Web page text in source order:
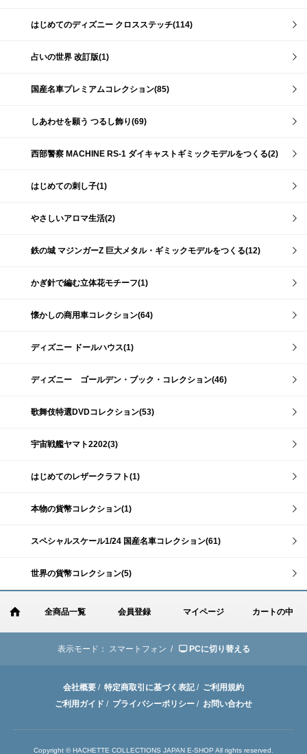
はじめてのディズニー クロスステッチ(114)
占いの世界 改訂版(1)
国産名車プレミアムコレクション(85)
しあわせを願う つるし飾り(69)
西部警察 MACHINE RS-1 ダイキャストギミックモデルをつくる(2)
はじめての刺し子(1)
やさしいアロマ生活(2)
鉄の城 マジンガーZ 巨大メタル・ギミックモデルをつくる(12)
かぎ針で編む立体花モチーフ(1)
懐かしの商用車コレクション(64)
ディズニー ドールハウス(1)
ディズニー ゴールデン・ブック・コレクション(46)
歌舞伎特選DVDコレクション(53)
宇宙戦艦ヤマト2202(3)
はじめてのレザークラフト(1)
本物の貨幣コレクション(1)
スペシャルスケール1/24 国産名車コレクション(61)
世界の貨幣コレクション(5)
全商品一覧 会員登録 マイページ カートの中
表示モード： スマートフォン / PCに切り替える
会社概要 / 特定商取引に基づく表記/ ご利用規約
ご利用ガイド / プライバシーポリシー / お問い合わせ
Copyright © HACHETTE COLLECTIONS JAPAN E-SHOP All rights reserved.